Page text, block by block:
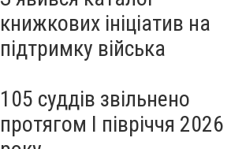
книжкових ініціатив на
підтримку війська
105 суддів звільнено
протягом I півріччя 2026